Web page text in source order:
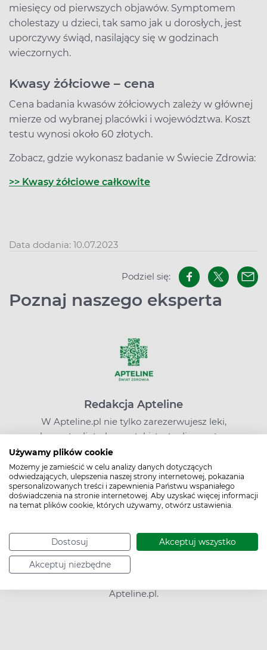
Używamy plików cookie
Możemy je zamieścić w celu analizy danych dotyczących
odwiedzających, ulepszenia naszej strony internetowej, pokazania
spersonalizowanych treści i zapewnienia Państwu wspaniałego
doświadczenia na stronie internetowej. Aby uzyskać więcej informacji
na temat plików cookie, których używamy, otwórz ustawienia.
Dostosuj Akceptuj wszystko
Akceptuj niezbędne
miesięcy od pierwszych objawów. Symptomem
cholestazy u dzieci, tak samo jak u dorosłych, jest
uporczywy świąd, nasilający się w godzinach
wieczornych.
Kwasy żółciowe – cena
Cena badania kwasów żółciowych zależy w głównej
mierze od wybranej placówki i województwa. Koszt
testu wynosi około 60 złotych.
Zobacz, gdzie wykonasz badanie w Świecie Zdrowia:
>> Kwasy żółciowe całkowite
Data dodania: 10.07.2023
Podziel się:
Poznaj naszego eksperta
Redakcja Apteline
W Apteline.pl nie tylko zarezerwujesz leki,
suplementy diety, kosmetyki, testy diagnostyczne
i sprzęt medyczny, ale znajdziesz także bogatą
wiedzę o zdrowiu i profilaktyce chorób.
Edukujemy i zachęcamy do kompleksowego
dbania o zdrowie. Pamiętaj jednak, że nasze
treści, choć pisane przez ekspertów, nie mogą
podejmowania leczenia na własną rękę.
Jeśli zainteresował Cię nasz artykuł, masz pytania
lub sugestie,napisz do nas
Apteline.pl.